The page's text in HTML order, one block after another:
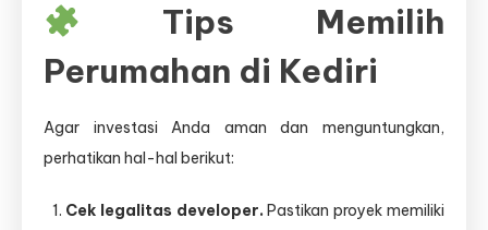
Tips Memilih
Perumahan di Kediri
Agar investasi Anda aman dan menguntungkan,
perhatikan hal-hal berikut:
Cek legalitas developer. Pastikan proyek memiliki